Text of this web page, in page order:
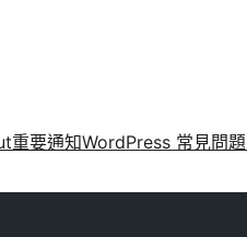
重要通知WordPress 常見問題